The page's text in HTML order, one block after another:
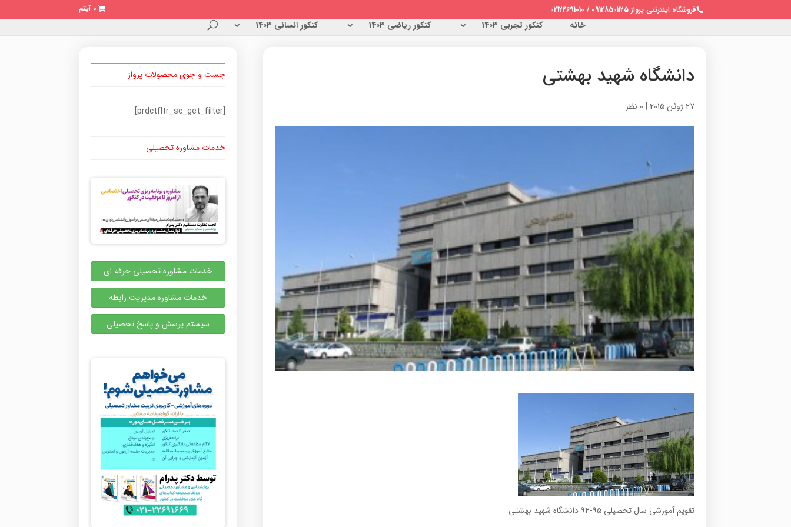
فروشگاه اینترنتی پرواز 09128501125 / 02122691010 0 آیتم
خانه کنکور تجربی 1403 کنکور ریاضی 1403 کنکور انسانی 1403
دانشگاه شهید بهشتی
27 ژوئن 2015 | 0 نظر
تقویم آموزشی سال تحصیلی ۹۵-۹۴ دانشگاه شهید بهشتی
جست و جوی محصولات پرواز
[prdctfltr_sc_get_filter]
خدمات مشاوره تحصیلی
خدمات مشاوره تحصیلی حرفه ای
خدمات مشاوره مدیریت رابطه
سیستم پرسش و پاسخ تحصیلی